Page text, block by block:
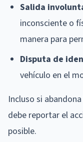
Salida
inconsciente o
manera para
Disputa de
vehículo en el
Incluso si
debe reportar el
posible.